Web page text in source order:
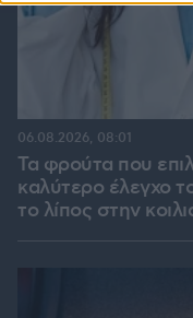
Τα φρούτα που
καλύτερο έλεγχο
το λίπος στην
06.08.2026, 08:01